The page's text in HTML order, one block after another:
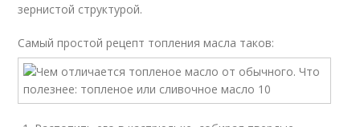
зернистой структурой.
Самый простой рецепт топления масла таков: